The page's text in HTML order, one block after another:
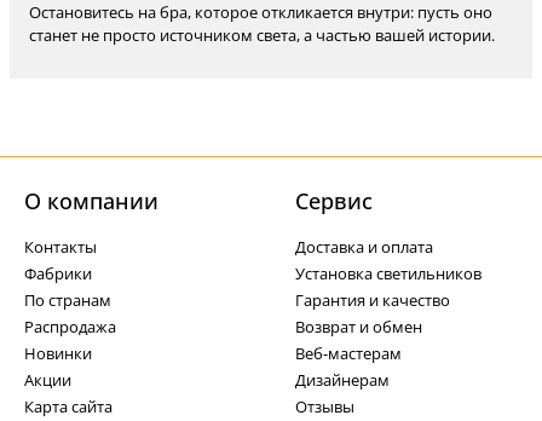
Остановитесь на бра, которое откликается внутри: пусть оно
станет не просто источником света, а частью вашей истории.
О компании
Контакты
Фабрики
По странам
Распродажа
Новинки
Акции
Карта сайта
Cервис
Доставка и оплата
Установка светильников
Гарантия и качество
Возврат и обмен
Веб-мастерам
Дизайнерам
Отзывы